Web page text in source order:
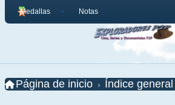
Medallas Notas
Página de inicio Índice general